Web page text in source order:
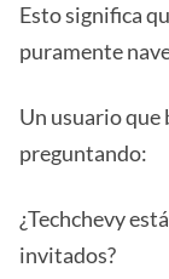
Esto significa
puramente
Un usuario
preguntando:
¿Techchevy
invitados?